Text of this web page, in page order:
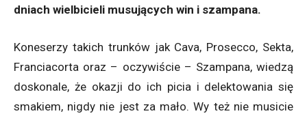
dniach wielbicieli musujących win i szampana.
Koneserzy takich trunków jak Cava, Prosecco, Sekta,
Franciacorta oraz – oczywiście – Szampana, wiedzą
doskonale, że okazji do ich picia i delektowania się
smakiem, nigdy nie jest za mało. Wy też nie musicie